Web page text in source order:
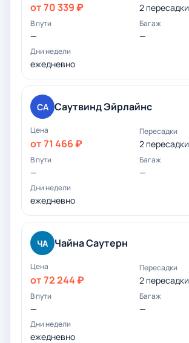
от 70 339 ₽ 2 пересадки
— —
ежедневно
СА Саутвинд Эйрлайнс
от 71 466 ₽ 2 пересадки
— —
ежедневно
ЧА Чайна Саутерн
от 72 244 ₽ 2 пересадки
— —
ежедневно